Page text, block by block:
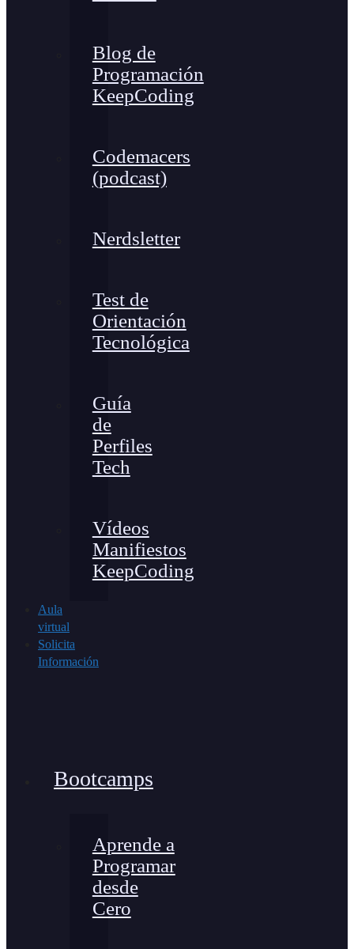
Blog de
Programación
KeepCoding
Codemacers
(podcast)
Nerdsletter
Test de
Orientación
Tecnológica
Guía
de
Perfiles
Tech
Vídeos
Manifiestos
KeepCoding
Aula
virtual
Solicita
Información
Bootcamps
Aprende a
Programar
desde
Cero